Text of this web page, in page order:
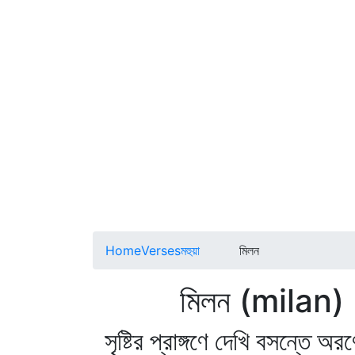
HomeVersesমহুয়া মিলন
মিলন (milan)
সৃষ্টির প্রাঙ্গণে দেখি বসন্তে